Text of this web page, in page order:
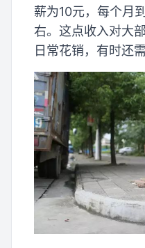
薪为10元，每个月
右。这点收入对大
日常花销，有时还